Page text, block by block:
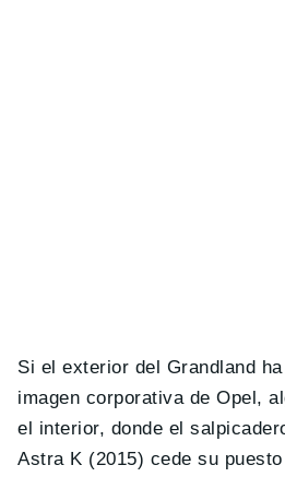
Si el exterior del Grandland
imagen corporativa de Opel,
el interior, donde el
Astra K (2015) cede su